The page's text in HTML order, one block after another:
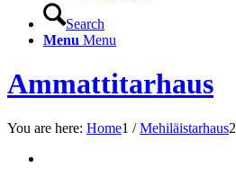
Search
Menu Menu
Ammattitarhaus
You are here: Home1 / Mehiläistarhaus2